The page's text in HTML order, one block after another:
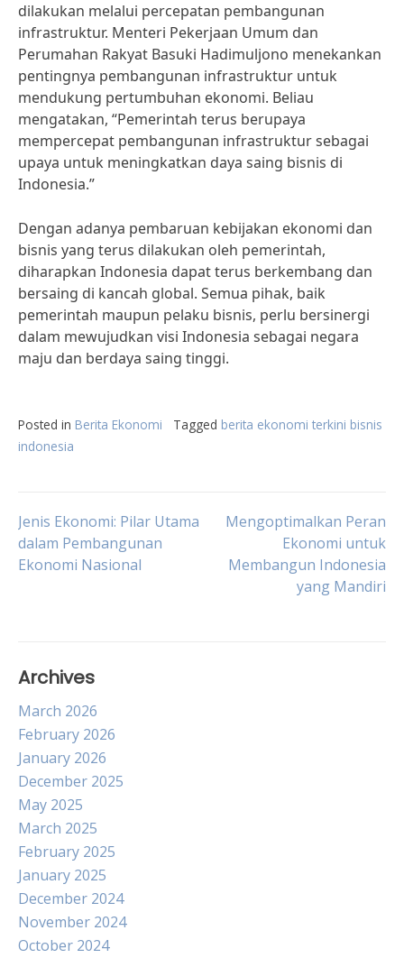
dilakukan melalui percepatan pembangunan
infrastruktur. Menteri Pekerjaan Umum dan
Perumahan Rakyat Basuki Hadimuljono menekankan
pentingnya pembangunan infrastruktur untuk
mendukung pertumbuhan ekonomi. Beliau
mengatakan, “Pemerintah terus berupaya
mempercepat pembangunan infrastruktur sebagai
upaya untuk meningkatkan daya saing bisnis di
Indonesia.”
Dengan adanya pembaruan kebijakan ekonomi dan
bisnis yang terus dilakukan oleh pemerintah,
diharapkan Indonesia dapat terus berkembang dan
bersaing di kancah global. Semua pihak, baik
pemerintah maupun pelaku bisnis, perlu bersinergi
dalam mewujudkan visi Indonesia sebagai negara
maju dan berdaya saing tinggi.
Posted in Berita Ekonomi Tagged berita ekonomi terkini bisnis
indonesia
Post
navigation
Jenis Ekonomi: Pilar Utama
dalam Pembangunan
Ekonomi Nasional
Mengoptimalkan Peran
Ekonomi untuk
Membangun Indonesia
yang Mandiri
Archives
March 2026
February 2026
January 2026
December 2025
May 2025
March 2025
February 2025
January 2025
December 2024
November 2024
October 2024